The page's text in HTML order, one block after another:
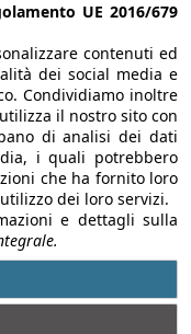
Iscriviti alla
di Milano al n° 63
UE 2016/679
contenuti ed
dei social media e
Condividiamo inoltre
il nostro sito con
di analisi dei dati
i quali potrebbero
che ha fornito loro
dei loro servizi.
e dettagli sulla